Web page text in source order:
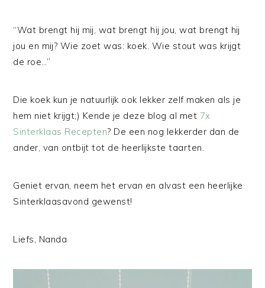
“Wat brengt hij mij, wat brengt hij jou, wat brengt hij
jou en mij? Wie zoet was: koek. Wie stout was krijgt
de roe…”
Die koek kun je natuurlijk ook lekker zelf maken als je
hem niet krijgt;) Kende je deze blog al met 7x
Sinterklaas Recepten? De een nog lekkerder dan de
ander, van ontbijt tot de heerlijkste taarten.
Geniet ervan, neem het ervan en alvast een heerlijke
Sinterklaasavond gewenst!
Liefs, Nanda